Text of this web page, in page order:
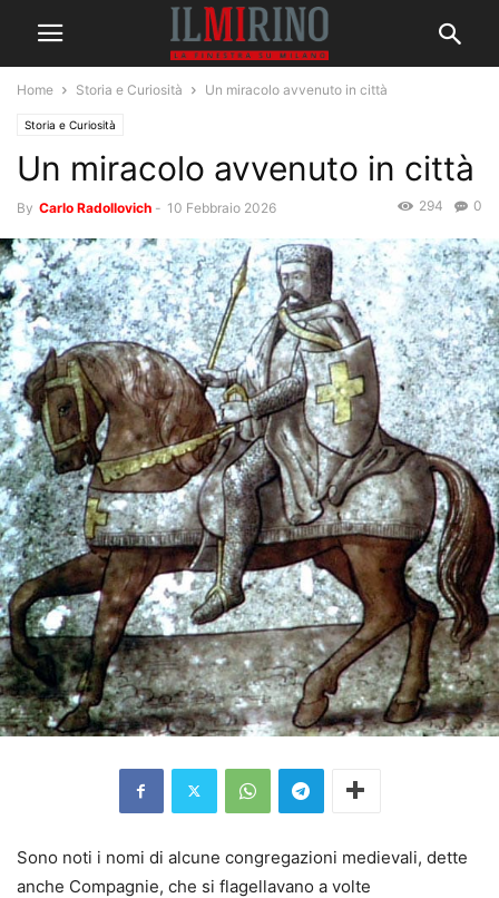
Home Storia e Curiosità Un miracolo avvenuto in città
Storia e Curiosità
Un miracolo avvenuto in città
By Carlo Radollovich - 10 Febbraio 2026 0
294
Sono noti i nomi di alcune congregazioni medievali, dette
anche Compagnie, che si flagellavano a volte